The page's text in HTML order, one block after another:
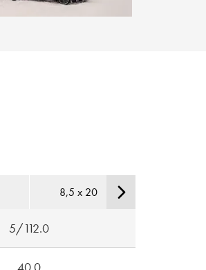
8,5 x 20
5/112.0